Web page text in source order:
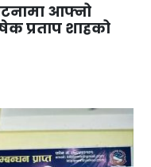
आफ्नो
प्रताप शाहको